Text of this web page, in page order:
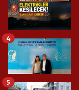
4
5